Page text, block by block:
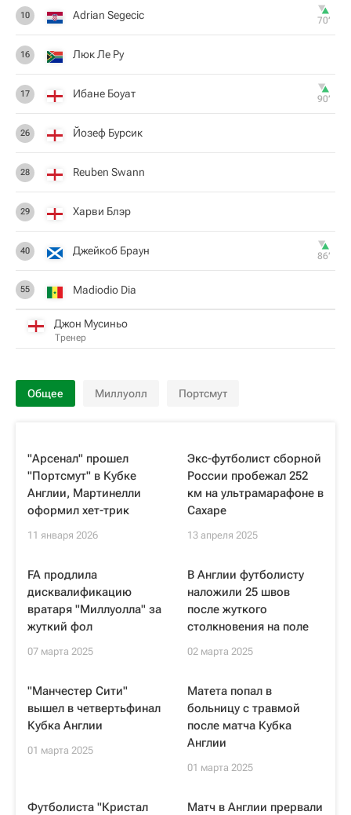
10 Adrian Segecic 70‎’‎
16 Люк Ле Ру
17 Ибане Боуат 90‎’‎
26 Йозеф Бурсик
28 Reuben Swann
29 Харви Блэр
40 Джейкоб Браун 86‎’‎
55 Madiodio Dia
Джон Мусиньо
Тренер
Общее Миллуолл Портсмут
"Арсенал" прошел
"Портсмут" в Кубке
Англии, Мартинелли
оформил хет-трик
11 января 2026
Экс-футболист сборной
России пробежал 252
км на ультрамарафоне в
Сахаре
13 апреля 2025
FA продлила
дисквалификацию
вратаря "Миллуолла" за
жуткий фол
07 марта 2025
В Англии футболисту
наложили 25 швов
после жуткого
столкновения на поле
02 марта 2025
"Манчестер Сити"
вышел в четвертьфинал
Кубка Англии
01 марта 2025
Матета попал в
больницу с травмой
после матча Кубка
Англии
01 марта 2025
Футболиста "Кристал
Матч в Англии прервали